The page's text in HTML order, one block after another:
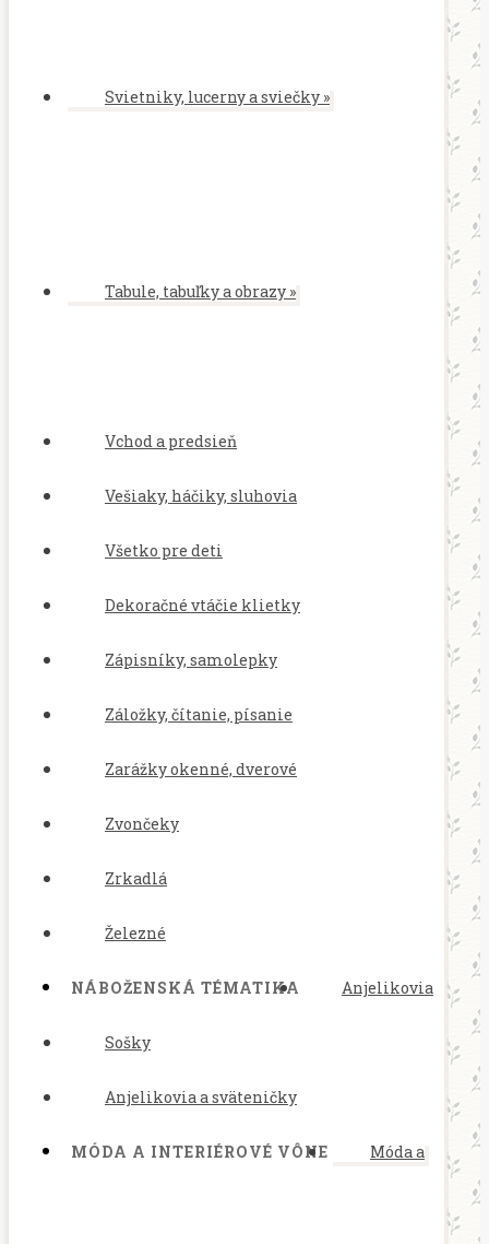
Svietniky, lucerny a sviečky »
Tabule, tabuľky a obrazy »
Vchod a predsieň
Vešiaky, háčiky, sluhovia
Všetko pre deti
Dekoračné vtáčie klietky
Zápisníky, samolepky
Záložky, čítanie, písanie
Zarážky okenné, dverové
Zvončeky
Zrkadlá
Železné
NÁBOŽENSKÁ TÉMATIKA Anjelikovia
Sošky
Anjelikovia a sväteničky
MÓDA A INTERIÉROVÉ VÔNE Móda a